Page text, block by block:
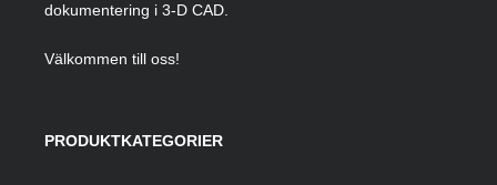
dokumentering i 3-D CAD.
Välkommen till oss!
PRODUKTKATEGORIER